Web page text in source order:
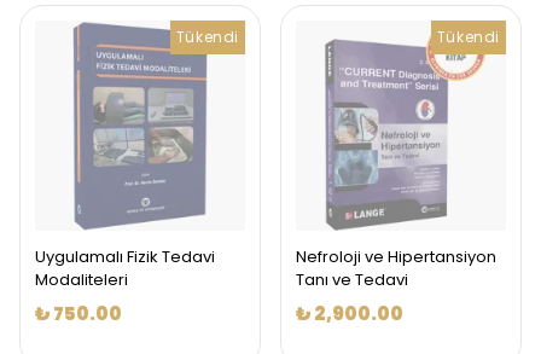
Tükendi
Uygulamalı Fizik Tedavi
Modaliteleri
₺ 750.00
Tükendi
Nefroloji ve Hipertansiyon
Tanı ve Tedavi
₺ 2,900.00